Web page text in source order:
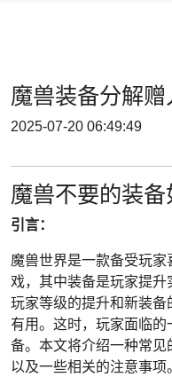
魔兽装备分解
2025-07-20 06:49:49
魔兽不要的装
引言：
魔兽世界是一款备受玩
戏，其中装备是玩家提
玩家等级的提升和新装
有用。这时，玩家面临
备。本文将介绍一种常
以及一些相关的注意事项